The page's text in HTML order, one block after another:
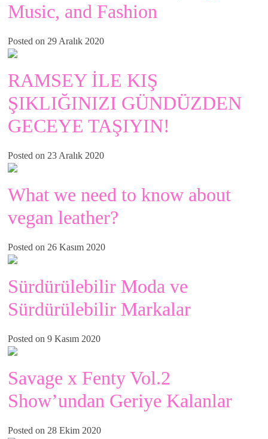
Music, and Fashion
Posted on 29 Aralık 2020
RAMSEY İLE KIŞ
ŞIKLIĞINIZI GÜNDÜZDEN
GECEYE TAŞIYIN!
Posted on 23 Aralık 2020
What we need to know about
vegan leather?
Posted on 26 Kasım 2020
Sürdürülebilir Moda ve
Sürdürülebilir Markalar
Posted on 9 Kasım 2020
Savage x Fenty Vol.2
Show’undan Geriye Kalanlar
Posted on 28 Ekim 2020